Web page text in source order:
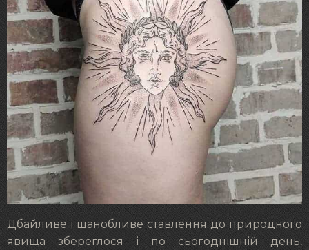
Дбайливе і шанобливе ставлення до природного
явища збереглося і по сьогоднішній день.